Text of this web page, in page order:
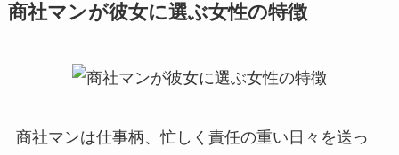
商社マンが彼女に選ぶ女性の特徴
商社マンは仕事柄、忙しく責任の重い日々を送っ